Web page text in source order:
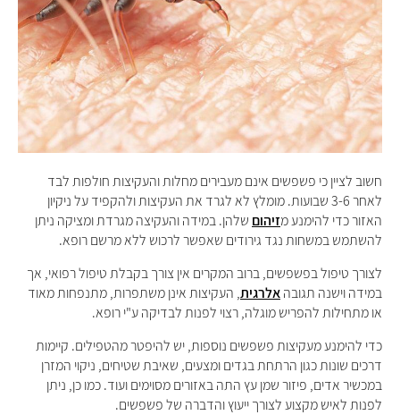
חשוב לציין כי פשפשים אינם מעבירים מחלות והעקיצות חולפות לבד
לאחר 3-6 שבועות. מומלץ לא לגרד את העקיצות ולהקפיד על ניקיון
האזור כדי להימנע מזיהום שלהן. במידה והעקיצה מגרדת ומציקה ניתן
להשתמש במשחות נגד גירודים שאפשר לרכוש ללא מרשם רופא.
לצורך טיפול בפשפשים, ברוב המקרים אין צורך בקבלת טיפול רפואי, אך
במידה וישנה תגובהאלרגית, העקיצות אינן משתפרות, מתנפחות מאוד
או מתחילות להפריש מוגלה, רצוי לפנות לבדיקה ע"י רופא.
כדי להימנע מעקיצות פשפשים נוספות, יש להיפטר מהטפילים. קיימות
דרכים שונות כגון הרתחת בגדים ומצעים, שאיבת שטיחים, ניקוי המזרן
במכשיר אדים, פיזור שמן עץ התה באזורים מסוימים ועוד. כמו כן, ניתן
לפנות לאיש מקצוע לצורך ייעוץ והדברה של פשפשים.